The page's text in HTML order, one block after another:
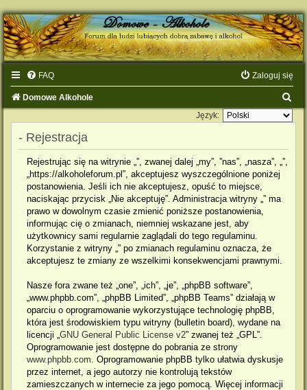
FAQ Zaloguj się
Domowe Alkohole
Język:
- Rejestracja
Rejestrując się na witrynie „”, zwanej dalej „my”, ”nas”, „nasza”, „”,
„https://alkoholeforum.pl”, akceptujesz wyszczególnione poniżej
postanowienia. Jeśli ich nie akceptujesz, opuść to miejsce,
naciskając przycisk „Nie akceptuję”. Administracja witryny „” ma
prawo w dowolnym czasie zmienić poniższe postanowienia,
informując cię o zmianach, niemniej wskazane jest, aby
użytkownicy sami regularnie zaglądali do tego regulaminu.
Korzystanie z witryny „” po zmianach regulaminu oznacza, że
akceptujesz te zmiany ze wszelkimi konsekwencjami prawnymi.
Nasze fora zwane też „one”, „ich”, „je”, „phpBB software”,
„www.phpbb.com”, „phpBB Limited”, „phpBB Teams” działają w
oparciu o oprogramowanie wykorzystujące technologię phpBB,
która jest środowiskiem typu witryny (bulletin board), wydane na
licencji „ GNU General Public License v2” zwanej też „GPL”.
Oprogramowanie jest dostępne do pobrania ze strony
www.phpbb.com . Oprogramowanie phpBB tylko ułatwia dyskusje
przez internet, a jego autorzy nie kontrolują tekstów
zamieszczanych w internecie za jego pomocą. Więcej informacji